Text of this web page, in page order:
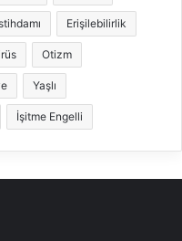
Erişilebilirlik
Otizm
Yaşlı
İşitme Engelli